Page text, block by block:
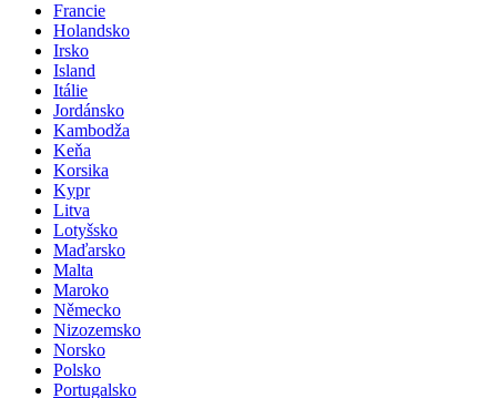
Francie
Holandsko
Irsko
Island
Itálie
Jordánsko
Kambodža
Keňa
Korsika
Kypr
Litva
Lotyšsko
Maďarsko
Malta
Maroko
Německo
Nizozemsko
Norsko
Polsko
Portugalsko